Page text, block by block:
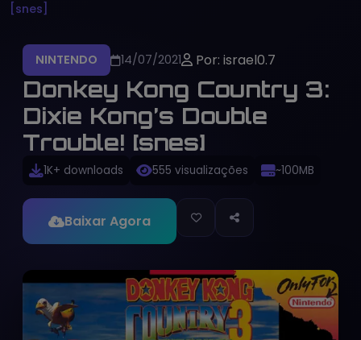
[snes]
NINTENDO 14/07/2021 Por: israel0.7
Donkey Kong Country 3:
Dixie Kong’s Double
Trouble! [snes]
1K+ downloads 555 visualizações ~100MB
Baixar Agora